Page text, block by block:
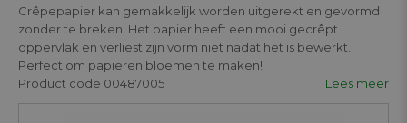
Crêpepapier kan gemakkelijk worden uitgerekt en gevormd
zonder te breken. Het papier heeft een mooi gecrêpt
oppervlak en verliest zijn vorm niet nadat het is bewerkt.
Perfect om papieren bloemen te maken!
Product code 00487005
Lees meer